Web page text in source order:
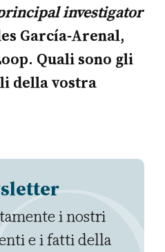
investigator
García-Arenal,
Quali sono gli
della vostra
i nostri
e i fatti della